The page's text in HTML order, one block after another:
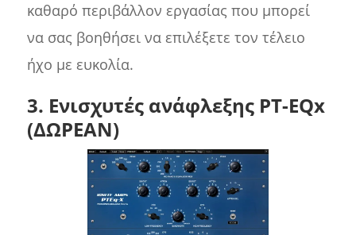
καθαρό περιβάλλον εργασίας που μπορεί
να σας βοηθήσει να επιλέξετε τον τέλειο
ήχο με ευκολία.
3. Ενισχυτές ανάφλεξης PT-EQx
(ΔΩΡΕΑΝ)